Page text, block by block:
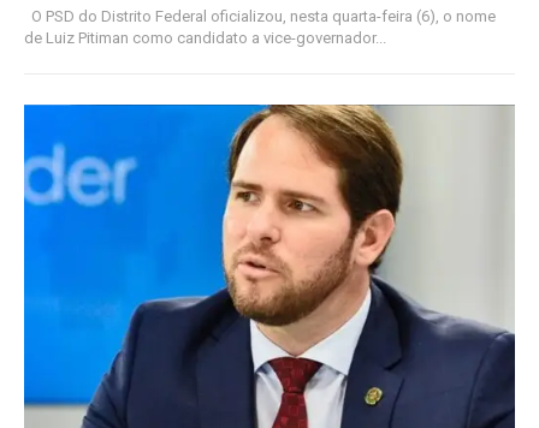
de Luiz Pitiman como candidato a vice-governador...